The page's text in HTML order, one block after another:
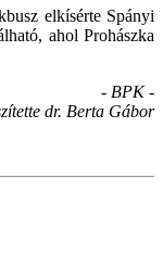
elkísérte Spányi
ahol Prohászka
- BPK -
dr. Berta Gábor